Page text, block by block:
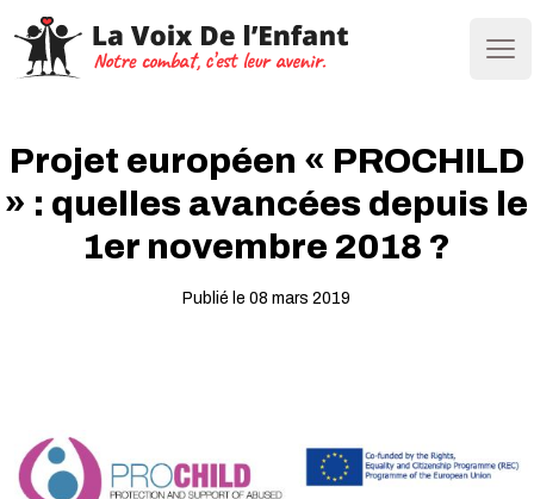
Projet européen « PROCHILD
» : quelles avancées depuis le
1er novembre 2018 ?
Publié le 08 mars 2019